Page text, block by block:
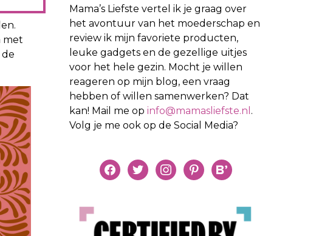
met
Mama’s Liefste vertel ik je graag over
het avontuur van het moederschap en
review ik mijn favoriete producten,
leuke gadgets en de gezellige uitjes
voor het hele gezin. Mocht je willen
reageren op mijn blog, een vraag
hebben of willen samenwerken? Dat
kan! Mail me op info@mamasliefste.nl .
Volg je me ook op de Social Media?
facebooktwitterinstagrampinterestbloglovin